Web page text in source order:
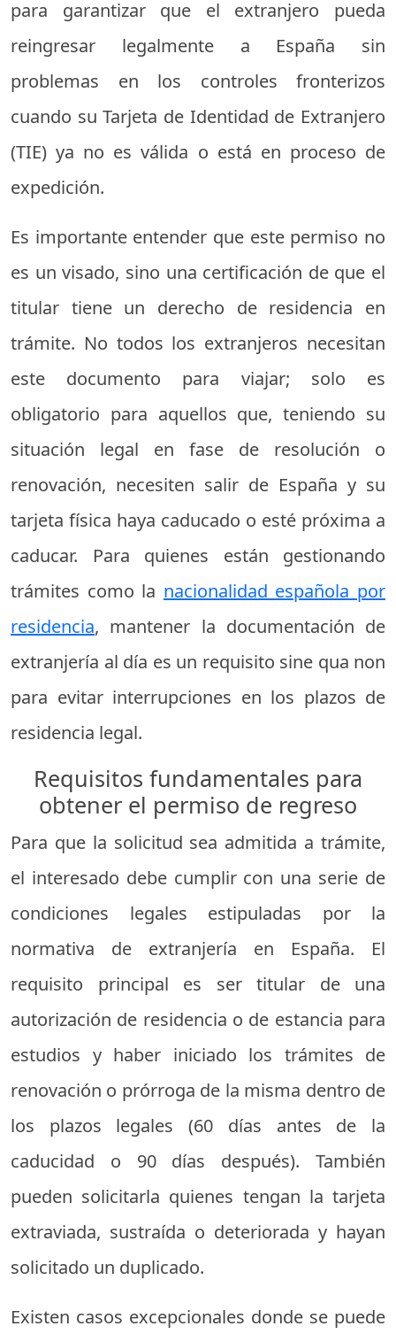
para garantizar que el extranjero pueda
reingresar legalmente a España sin
problemas en los controles fronterizos
cuando su Tarjeta de Identidad de Extranjero
(TIE) ya no es válida o está en proceso de
expedición.
Es importante entender que este permiso no
es un visado, sino una certificación de que el
titular tiene un derecho de residencia en
trámite. No todos los extranjeros necesitan
este documento para viajar; solo es
obligatorio para aquellos que, teniendo su
situación legal en fase de resolución o
renovación, necesiten salir de España y su
tarjeta física haya caducado o esté próxima a
caducar. Para quienes están gestionando
trámites como la nacionalidad española por
residencia, mantener la documentación de
extranjería al día es un requisito sine qua non
para evitar interrupciones en los plazos de
residencia legal.
Requisitos fundamentales para
obtener el permiso de regreso
Para que la solicitud sea admitida a trámite,
el interesado debe cumplir con una serie de
condiciones legales estipuladas por la
normativa de extranjería en España. El
requisito principal es ser titular de una
autorización de residencia o de estancia para
estudios y haber iniciado los trámites de
renovación o prórroga de la misma dentro de
los plazos legales (60 días antes de la
caducidad o 90 días después). También
pueden solicitarla quienes tengan la tarjeta
extraviada, sustraída o deteriorada y hayan
solicitado un duplicado.
Existen casos excepcionales donde se puede